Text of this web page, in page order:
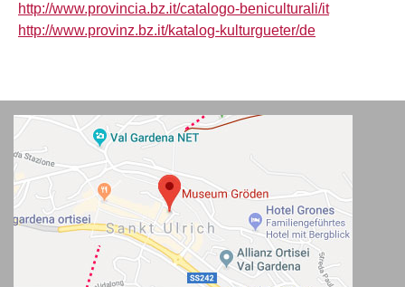
http://www.provincia.bz.it/catalogo-beniculturali/it
http://www.provinz.bz.it/katalog-kulturgueter/de